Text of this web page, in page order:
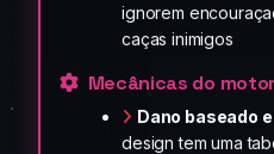
ignorem
caças inimigos
Mecânicas do
Dano baseado
design tem uma